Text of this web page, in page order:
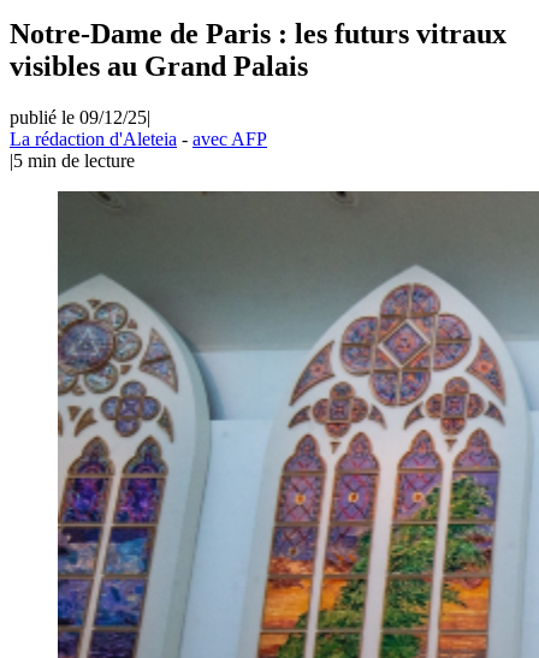
Notre-Dame de Paris : les futurs vitraux
visibles au Grand Palais
publié le 09/12/25|
La rédaction d'Aleteia - avec AFP
|5 min de lecture